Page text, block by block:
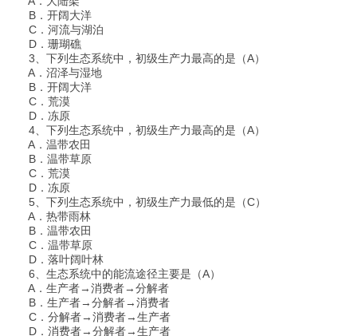
B．开阔大洋
C．河流与湖泊
D．珊瑚礁
3、下列生态系统中，初级生产力最高的是（A）
A．沼泽与湿地
B．开阔大洋
C．荒漠
D．冻原
4、下列生态系统中，初级生产力最高的是（A）
A．温带农田
B．温带草原
C．荒漠
D．冻原
5、下列生态系统中，初级生产力最低的是（C）
A．热带雨林
B．温带农田
C．温带草原
D．落叶阔叶林
6、生态系统中的能流途径主要是（A）
A．生产者→消费者→分解者
B．生产者→分解者→消费者
C．分解者→消费者→生产者
D．消费者→分解者→生产者